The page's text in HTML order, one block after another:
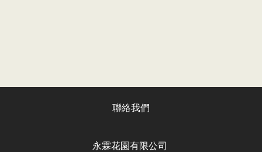
聯絡我們
永霖花園有限公司